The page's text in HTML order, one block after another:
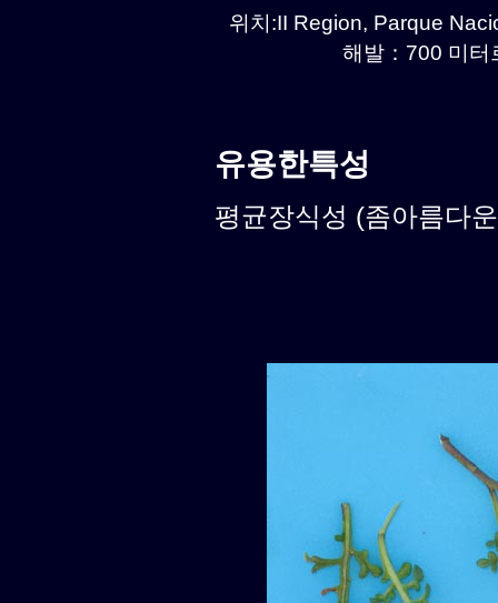
위치:II Region, Parque
해발：700 미터
유용한특성
평균장식성 (좀아름다